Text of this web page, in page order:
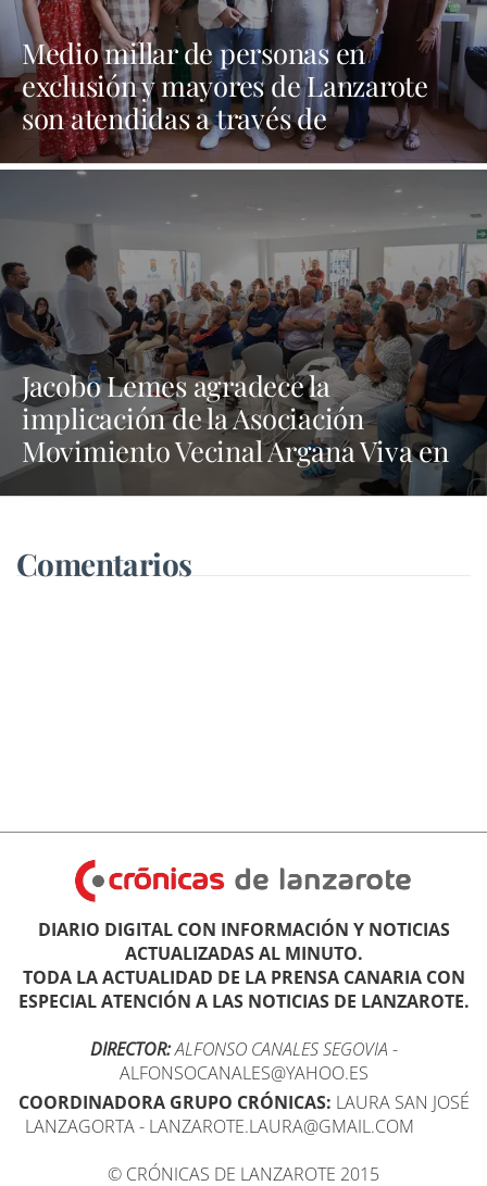
Medio millar de personas en
exclusión y mayores de Lanzarote
son atendidas a través de
programas sociales
Jacobo Lemes agradece la
implicación de la Asociación
Movimiento Vecinal Argana Viva en
la lucha contra los vertidos incívicos
Comentarios
DIARIO DIGITAL CON INFORMACIÓN Y NOTICIAS
ACTUALIZADAS AL MINUTO.
TODA LA ACTUALIDAD DE LA PRENSA CANARIA CON
ESPECIAL ATENCIÓN A LAS NOTICIAS DE LANZAROTE.
DIRECTOR:ALFONSO CANALES SEGOVIA -
ALFONSOCANALES@YAHOO.ES
COORDINADORA GRUPO CRÓNICAS: LAURA SAN JOSÉ
LANZAGORTA - LANZAROTE.LAURA@GMAIL.COM
© CRÓNICAS DE LANZAROTE 2015